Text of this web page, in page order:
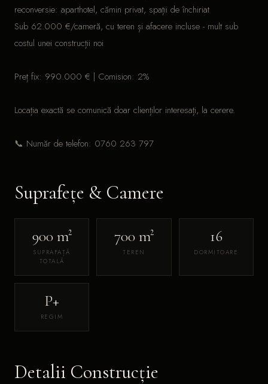
reconversie: aparthotel, cămin privat, spații de închiriat
Sub 62.000 €/cameră, cu teren și afacere incluse - mult sub
costul unei construcții noi
Preț fix: 990.000 € | Comision: 2%
Locația exactă se comunică doar clienților interesați, la cerere.
📞 Număr de telefon: 0760 263 797
Suprafețe & Camere
900 m²
SUPRAFAȚĂ
TOTALĂ
700 m²
TEREN
16
DORMITOARE
P+
REGIM
Detalii Construcție